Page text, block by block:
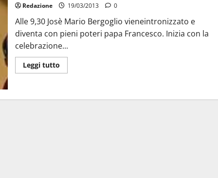
Redazione 19/03/2013 0
Alle 9,30 Josè Mario Bergoglio vieneintronizzato e
diventa con pieni poteri papa Francesco. Inizia con la
celebrazione...
Leggi tutto